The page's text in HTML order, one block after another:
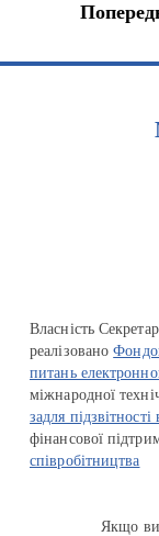
Власність
реалізовано
питань
міжнародної
задля
фінансової
співробітництва
Якщо ви